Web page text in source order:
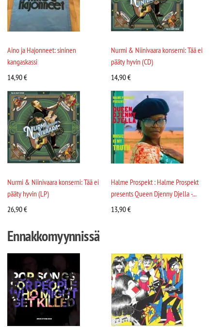
Aino ja Hajonneet: sininen
kangaskassi
14,90€
Nurmi & Niinivaara konserni: Tää ei
pääty hyvin (CD)
14,90€
Nurmi & Niinivaara konserni: Tää ei
pääty hyvin (LP)
26,90€
Halme Prospekt : Halme Prospekt
presents Queen Djenny Djella -...
13,90€
Ennakkomyynnissä